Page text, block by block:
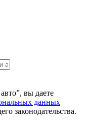
вы даете
данных
законодательства.